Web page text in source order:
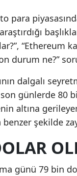
para
“Ethereum
durum ne?”
dalgalı
günlerde 80
altına
şekilde
günü 79 bin